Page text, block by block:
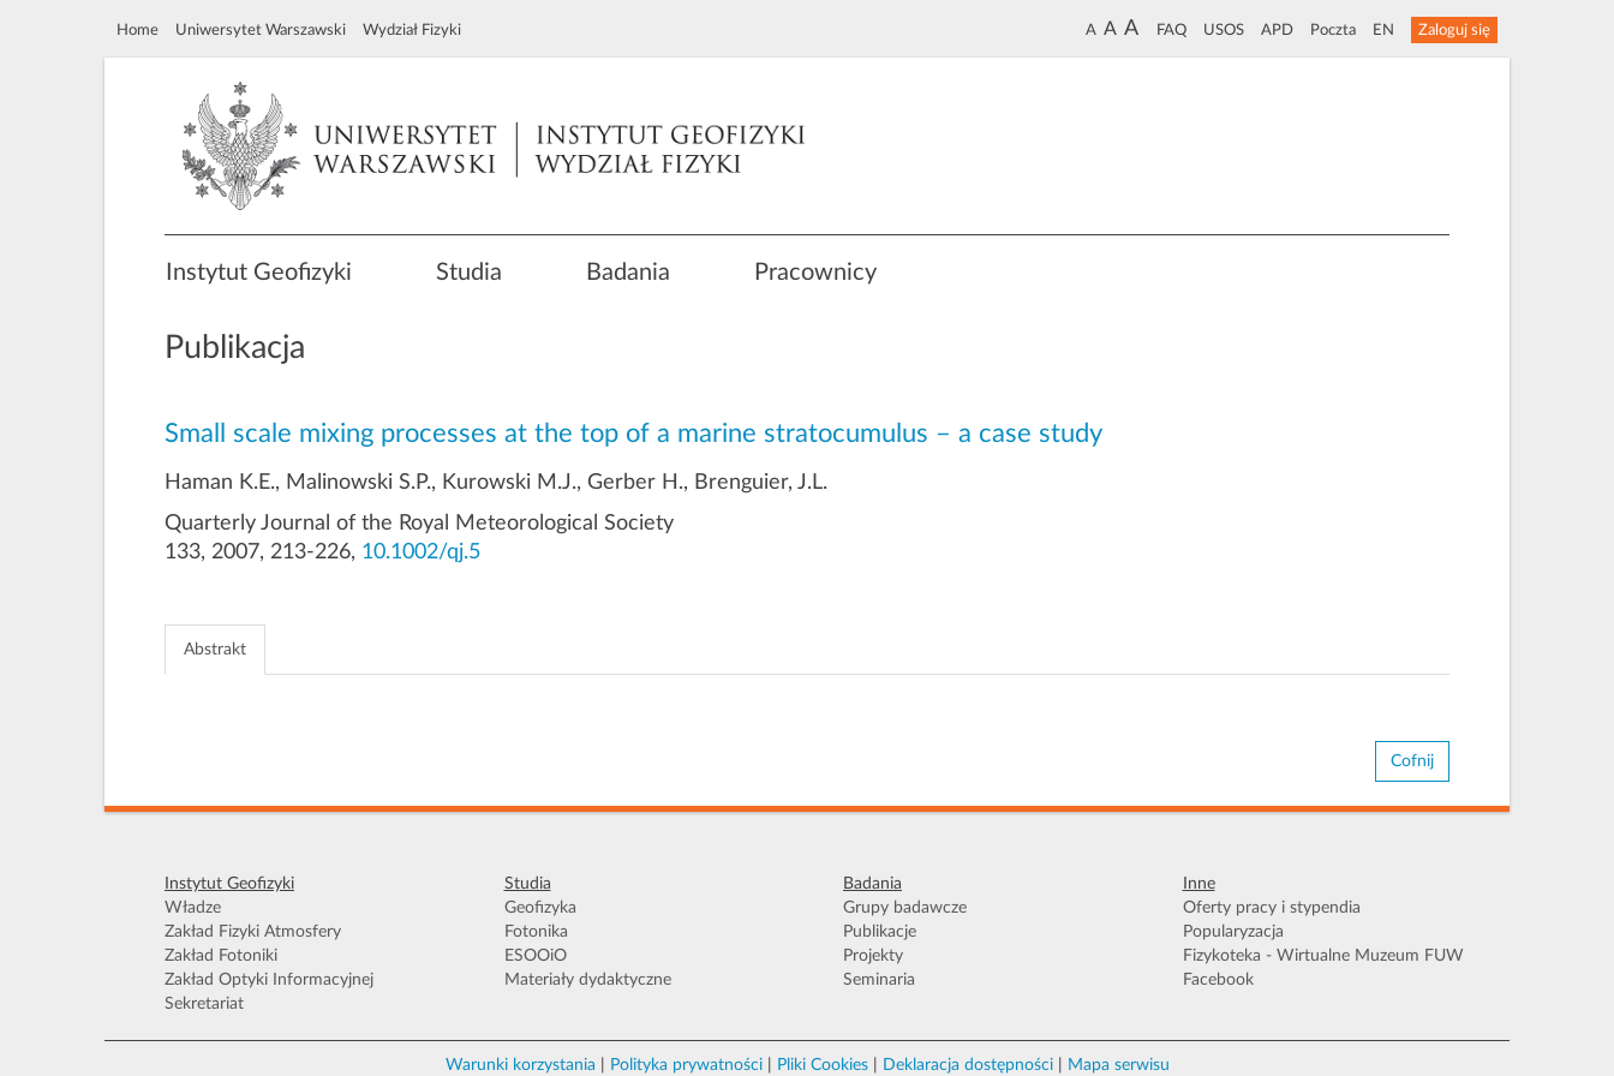
Home Uniwersytet Warszawski Wydział Fizyki A A A FAQ USOS APD Poczta EN Zaloguj się
Instytut Geofizyki Studia Badania Pracownicy
Publikacja
Small scale mixing processes at the top of a marine stratocumulus – a case study
Haman K.E., Malinowski S.P., Kurowski M.J., Gerber H., Brenguier, J.L.
Quarterly Journal of the Royal Meteorological Society
133, 2007, 213-226, 10.1002/qj.5
Abstrakt
Cofnij
Instytut Geofizyki
Władze
Zakład Fizyki Atmosfery
Zakład Fotoniki
Zakład Optyki Informacyjnej
Sekretariat
Studia
Geofizyka
Fotonika
ESOOiO
Materiały dydaktyczne
Badania
Grupy badawcze
Publikacje
Projekty
Seminaria
Inne
Oferty pracy i stypendia
Popularyzacja
Fizykoteka - Wirtualne Muzeum FUW
Facebook
Warunki korzystania Polityka prywatności| Pliki Cookies| Deklaracja dostępności| Mapa serwisu